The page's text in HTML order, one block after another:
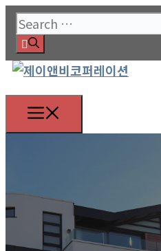
Skip
to
content
Search
for: